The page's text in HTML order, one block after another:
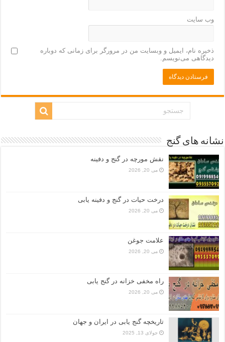
وب‌ سایت
ذخیره نام، ایمیل و وبسایت من در مرورگر برای زمانی که دوباره
دیدگاهی می‌نویسم.
نشانه های گنج
نقش مورچه در گنج و دفینه
می 20, 2026
درخت حیات در گنج و دفینه یابی
می 20, 2026
علامت جوغن
می 20, 2026
راه مخفی خزانه در گنج یابی
می 20, 2026
تاریخچه گنج‌ یابی در ایران و جهان
جولای 13, 2025